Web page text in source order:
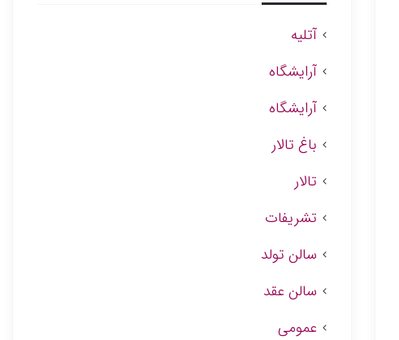
آتلیه
آرایشگاه
آرایشگاه
باغ تالار
تالار
تشریفات
سالن تولد
سالن عقد
عمومی